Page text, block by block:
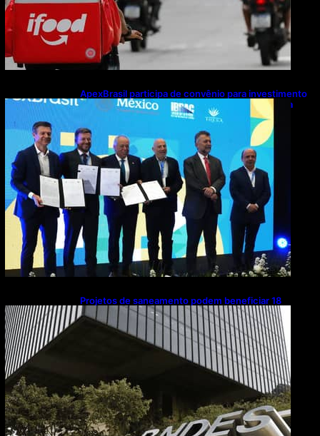
ApexBrasil participa de convênio para investimento
de R$ 2,63 milhões em exportações de cachaça
Projetos de saneamento podem beneficiar 18
milhões de brasileiros